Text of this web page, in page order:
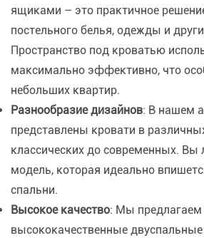
ящиками – это практичное
постельного белья, одежды и
Пространство под кроватью
максимально эффективно, что
небольших квартир.
Разнообразие дизайнов: В нашем
представлены кровати в
классических до современных. Вы
модель, которая идеально
спальни.
Высокое качество: Мы предлагаем
высококачественные двуспальные